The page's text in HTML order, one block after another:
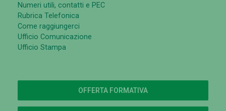
Numeri utili, contatti e PEC
Rubrica Telefonica
Come raggiungerci
Ufficio Comunicazione
Ufficio Stampa
OFFERTA FORMATIVA